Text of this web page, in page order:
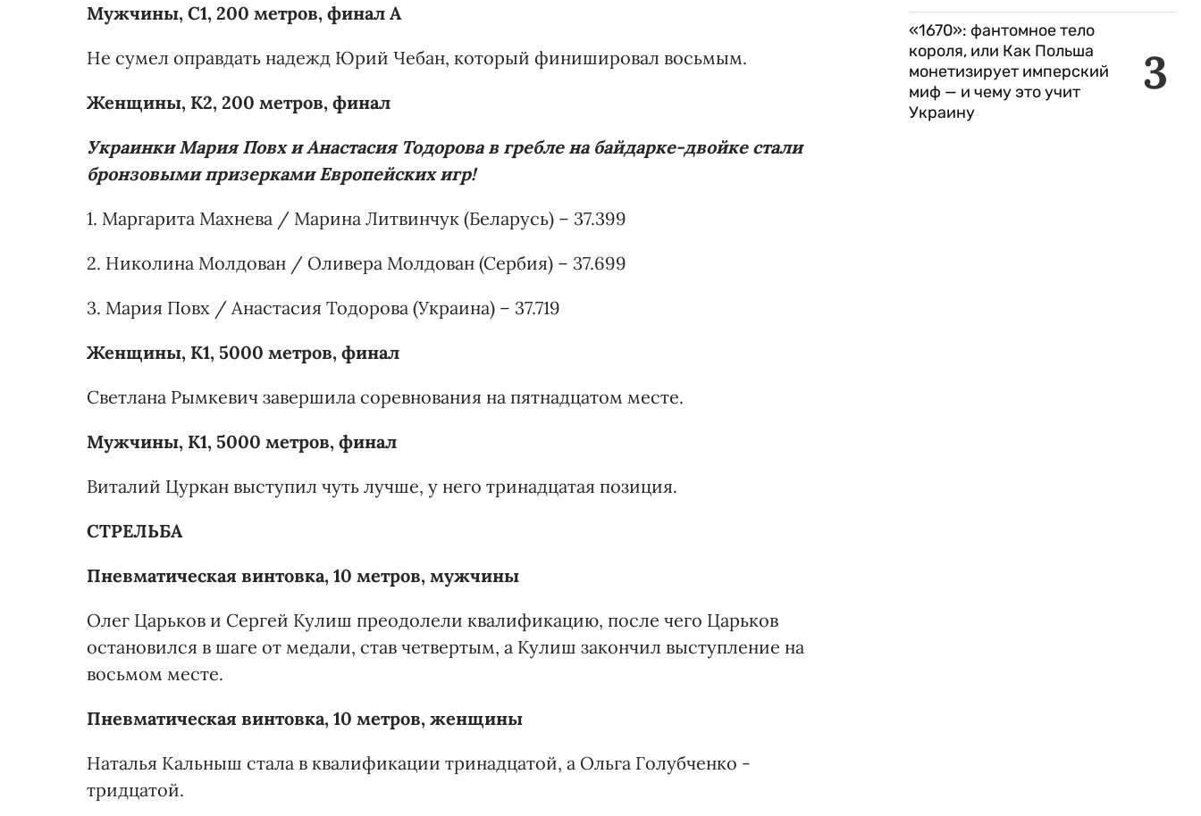
Мужчины, С1, 200 метров, финал А
Не сумел оправдать надежд Юрий Чебан, который финишировал восьмым.
Женщины, К2, 200 метров, финал
Украинки Мария Повх и Анастасия Тодорова в гребле на байдарке-двойке стали
бронзовыми призерками Европейских игр!
1. Маргарита Махнева / Марина Литвинчук (Беларусь) – 37.399
2. Николина Молдован / Оливера Молдован (Сербия) – 37.699
3. Мария Повх / Анастасия Тодорова (Украина) – 37.719
Женщины, К1, 5000 метров, финал
Светлана Рымкевич завершила соревнования на пятнадцатом месте.
Мужчины, К1, 5000 метров, финал
Виталий Цуркан выступил чуть лучше, у него тринадцатая позиция.
СТРЕЛЬБА
Пневматическая винтовка, 10 метров, мужчины
Олег Царьков и Сергей Кулиш преодолели квалификацию, после чего Царьков
остановился в шаге от медали, став четвертым, а Кулиш закончил выступление на
восьмом месте.
Пневматическая винтовка, 10 метров, женщины
Наталья Кальныш стала в квалификации тринадцатой, а Ольга Голубченко -
тридцатой.
3
«1670»: фантомное тело
короля, или Как Польша
монетизирует имперский
миф — и чему это учит
Украину